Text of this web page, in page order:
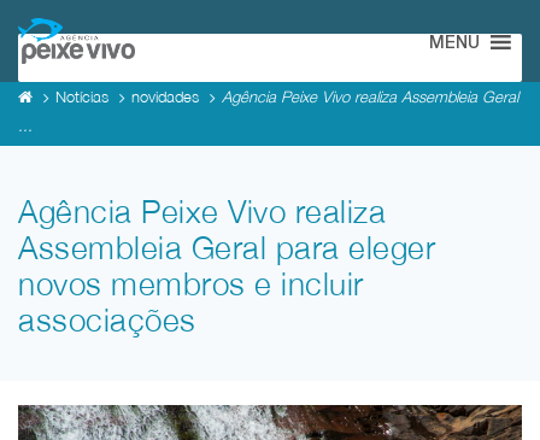
MENU
Notícias novidades
Agência Peixe Vivo realiza Assembleia Geral
...
Agência Peixe Vivo realiza
Assembleia Geral para eleger
novos membros e incluir
associações